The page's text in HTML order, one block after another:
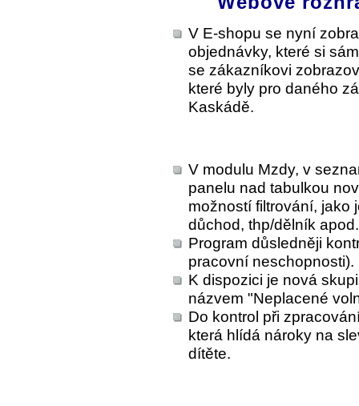
V E-shopu se nyní
objednávky, které si
se zákazníkovi
které byly pro daného
Kaskádě.
V modulu Mzdy, v
panelu nad tabulkou
možností filtrování, jako
důchod, thp/dělník apod.
Program důsledněji
pracovní neschopnosti).
K dispozici je nová
názvem "Neplacené
Do kontrol při
která hlídá nároky na
dítěte.